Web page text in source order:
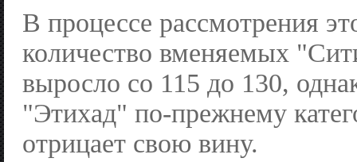
В процессе рассмотрения
количество вменяемых
выросло со 115 до 130,
"Этихад" по-прежнему
отрицает свою вину.